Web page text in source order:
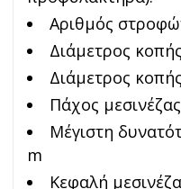
Αριθμός
Διάμετρος
Διάμετρος
Πάχος
Μέγιστη
m
Κεφαλή